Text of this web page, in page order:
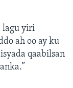
lagu yiri
ah oo ay ku
qaabilsan